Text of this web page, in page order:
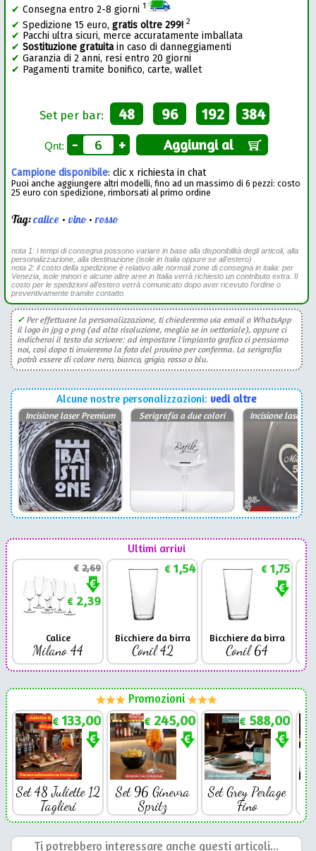
✔ Consegna entro 2-8 giorni 1
✔ Spedizione 15 euro,gratis oltre 299! 2
✔ Pacchi ultra sicuri, merce accuratamente imballata
✔ Sostituzione gratuitain caso di danneggiamenti
✔ Garanzia di 2 anni, resi entro 20 giorni
✔ Pagamenti tramite bonifico, carte, wallet
Set per bar: 48 96 192 384
Qnt: - + Aggiungi al
Campione disponibile: clic x richiesta in chat
Puoi anche aggiungere altri modelli, fino ad un massimo di 6 pezzi: costo
25 euro con spedizione, rimborsati al primo ordine
Tag:calice •vino•rosso
nota 1: i tempi di consegna possono variare in base alla disponibilità degli articoli, alla
personalizzazione, alla destinazione (isole in Italia oppure se all'estero)
nota 2: il costo della spedizione è relativo alle normali zone di consegna in italia: per
Venezia, isole minori e alcune altre aree in Italia verrà richiesto un contributo extra. Il
costo per le spedizioni all'estero verrà comunicato dopo aver ricevuto l'ordine o
preventivamente tramite contatto.
✓Per effettuare la personalizzazione, ti chiederemo via email o WhatsApp
il logo in jpg o png (ad alta risoluzione, meglio se in vettoriale), oppure ci
indicherai il testo da scrivere: ad impostare l'impianto grafico ci pensiamo
noi, così dopo ti invieremo la foto del provino per conferma. La serigrafia
potrà essere di colore nero, bianco, grigio, rosso o blu.
Alcune nostre personalizzazioni: vedi altre
Incisione laser Premium Serigrafia a due colori Incisione laser
Ultimi arrivi
€2,69
€2,39
Calice
Milano 44
€1,54
Bicchiere da birra
Conil 42
€1,75
Bicchiere da birra
Conil 64
Promozioni
€ 133,00
Set 48 Juliette 12
Taglieri
€ 245,00
Set 96 Ginevra
Spritz
€ 588,00
Set Grey Perlage
Fino
Ti potrebbero interessare anche questi articoli...